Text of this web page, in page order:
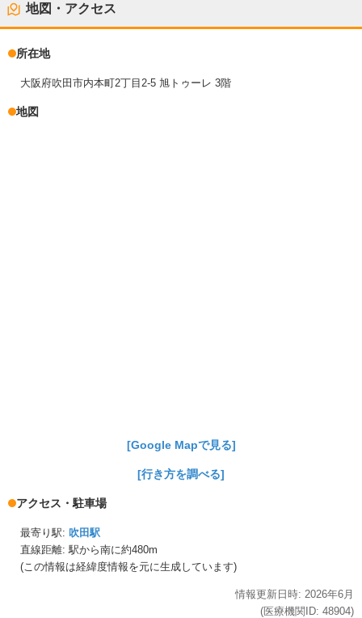
地図・アクセス
所在地
大阪府吹田市内本町2丁目2-5 旭トゥーレ 3階
地図
[Google Mapで見る]
[行き方を調べる]
アクセス・駐車場
最寄り駅: 吹田駅
直線距離: 駅から南に約480m
(この情報は経緯度情報を元に生成しています)
情報更新日時: 2026年6月
(医療機関ID: 48904)